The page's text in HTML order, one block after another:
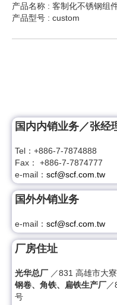
产品名称 : 客制化不锈钢组
产品型号 : custom
国内内销业务／张经
Tel：+886-7-7874888
Fax： +886-7-7874777
e-mail： scf@scf.com.tw
国外外销业务
e-mail： scf@scf.com.tw
厂房住址
光华总厂 ／831 高雄市大
钢卷、角铁、扁铁生产厂
号